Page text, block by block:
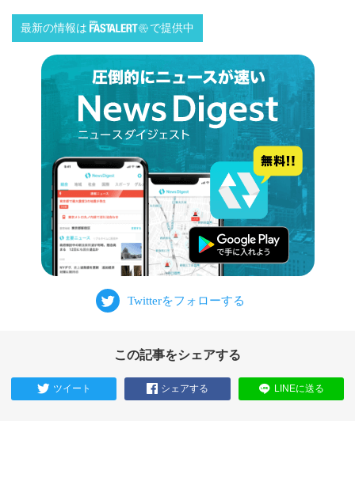
最新の情報は で提供中
この記事をシェアする
ツイート シェアする LINEに送る